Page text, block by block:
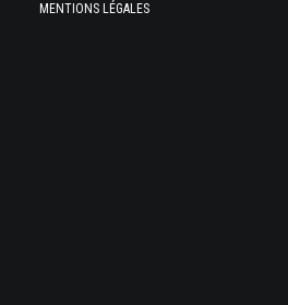
MENTIONS LÉGALES